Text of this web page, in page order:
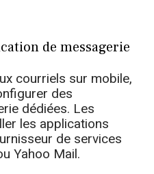
de messagerie
courriels sur mobile,
des
dédiées. Les
les applications
de services
Yahoo Mail.